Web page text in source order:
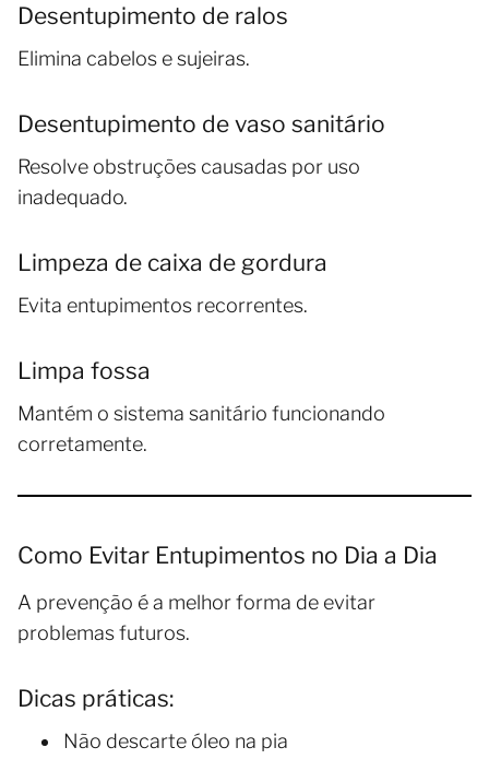
Desentupimento de ralos
Elimina cabelos e sujeiras.
Desentupimento de vaso sanitário
Resolve obstruções causadas por uso
inadequado.
Limpeza de caixa de gordura
Evita entupimentos recorrentes.
Limpa fossa
Mantém o sistema sanitário funcionando
corretamente.
Como Evitar Entupimentos no Dia a Dia
A prevenção é a melhor forma de evitar
problemas futuros.
Dicas práticas:
Não descarte óleo na pia